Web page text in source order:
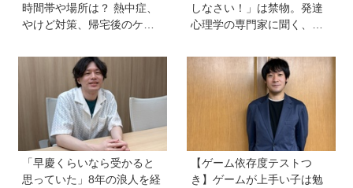
時間帯や場所は？ 熱中症、
やけど対策、帰宅後のケア
修】
しなさい！」は禁物。発達
心理学の専門家に聞く、
方」と「親のNG行動」
「早慶くらいなら受かると
思っていた」8年の浪人を経
【ゲーム依存度テストつ
き】ゲームが上手い子は勉